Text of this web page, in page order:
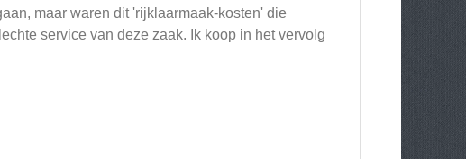
maar waren dit 'rijklaarmaak-kosten' die
service van deze zaak. Ik koop in het vervolg